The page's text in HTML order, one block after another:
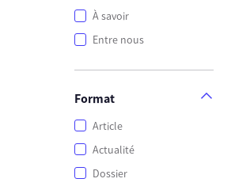
À savoir
Entre nous
Format
Article
Actualité
Dossier